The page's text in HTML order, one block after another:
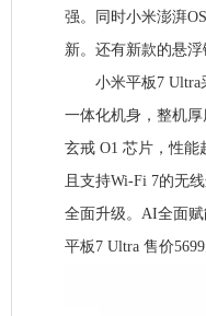
强。同时小米澎湃
新。还有新款的悬浮
小米平板7 Ultra采
一体化机身，整机
玄戒 O1 芯片，性能
且支持Wi-Fi 7的无
全面升级。AI全面
平板7 Ultra 售价